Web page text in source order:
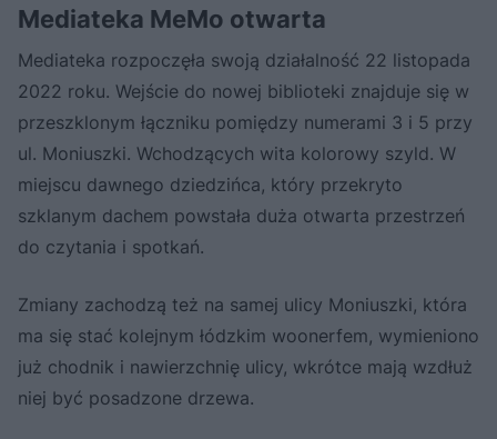
Mediateka MeMo otwarta
Mediateka rozpoczęła swoją działalność 22 listopada
2022 roku. Wejście do nowej biblioteki znajduje się w
przeszklonym łączniku pomiędzy numerami 3 i 5 przy
ul. Moniuszki. Wchodzących wita kolorowy szyld. W
miejscu dawnego dziedzińca, który przekryto
szklanym dachem powstała duża otwarta przestrzeń
do czytania i spotkań.
Zmiany zachodzą też na samej ulicy Moniuszki, która
ma się stać kolejnym łódzkim woonerfem, wymieniono
już chodnik i nawierzchnię ulicy, wkrótce mają wzdłuż
niej być posadzone drzewa.